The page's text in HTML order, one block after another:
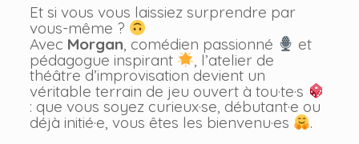
Et si vous vous laissiez surprendre par
vous-même ?
Avec Morgan, comédien passionné
et
pédagogue inspirant
, l’atelier de
théâtre d’improvisation devient un
véritable terrain de jeu ouvert à tou·te·s
: que vous soyez curieux·se, débutant·e ou
déjà initié·e, vous êtes les bienvenu·es
.